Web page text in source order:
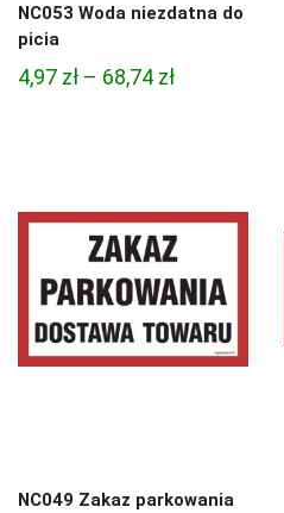
NC053 Woda niezdatna do
picia
4,97 zł – 68,74 złZakres
68,74 zł
NC049 Zakaz parkowania